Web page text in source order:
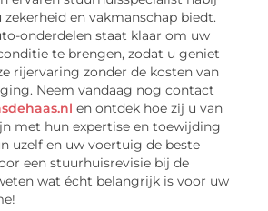
zekerheid en vakmanschap biedt.
onderdelen staat klaar om uw
te brengen, zodat u geniet
rijervaring zonder de kosten van
Neem vandaag nog contact
en ontdek hoe zij u van
met hun expertise en toewijding
uzelf en uw voertuig de beste
een stuurhuisrevisie bij de
wat écht belangrijk is voor uw